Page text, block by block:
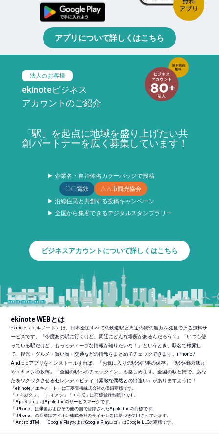
アプリについて詳しくはこちら
法人のお客様
ekinoteビジネス
アカウントのご紹介
「駅」を起点に地域を盛り上げたい共
創パートナーを広く募集しています！
▶ 企業名・自治体名カラーバッジで投稿
〇〇電鉄
△△市観光協会
▶ 沿線住民と共創する投稿キャンペーン
▶ 全国から集客できるデジタルスタンプラリー
ビジネスアカウントについて詳しくはこちら
ekinote WEBとは
ekinote（エキノート）は、日本全国すべての鉄道駅と周辺の街の魅力を発見できる無料サ
ービスです。「今度あの駅に行くけど、周辺にどんな場所があるんだろう？」「いつも使
っている駅だけど、もっとディープな情報が知りたいな！」というとき、駅名で検索し
て、観光・グルメ・買い物・交通などの情報をまとめてチェックできます。iPhone /
Androidアプリをインストールすれば、「お気に入りの駅や記事の保存」「駅や街の魅力
やエキメシの投稿」「全国の駅へのチェックイン」も楽しめます。全国の駅と街で、あな
たをワクワクさせるセレンディピティ（素敵な偶然との出逢い）がありますように！
「ekinote／エキノート」は三菱電機株式会社の登録商標です。
「エキガタリ」「エキメシ」「エキ活」は商標登録出願中です。
「App Store」はApple Inc.のサービスマークです。
「iPhone」は米国およびその他の国で登録されたApple Inc.の商標です。
「iPhone」の商標はアイホン株式会社のライセンスに基づき使用されています。
「AndroidTM 」「Google PlayおよびGoogle Playロゴ」はGoogle LLCの商標です。